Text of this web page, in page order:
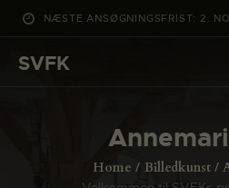
NÆSTE ANSØGNINGSFRIST: 2.
SVFK
Home Billedkunst
DET SKER